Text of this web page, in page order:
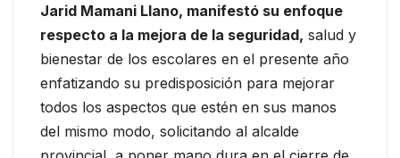
Jarid Mamani Llano, manifestó su enfoque
respecto a la mejora de la seguridad, salud y
bienestar de los escolares en el presente año
enfatizando su predisposición para mejorar
todos los aspectos que estén en sus manos
del mismo modo, solicitando al alcalde